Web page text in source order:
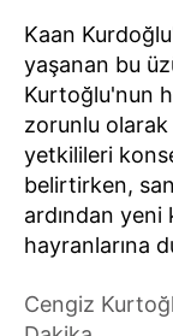
Kaan
yaşanan bu
Kurtoğlu'nun
zorunlu
yetkilileri
belirtirken,
ardından yeni
hayranlarına
Cengiz